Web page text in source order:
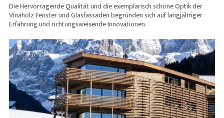
Die Hervorragende Qualität und die exemplarisch schöne Optik der
Vinaholz Fenster und Glasfassaden begründen sich auf langjähriger
Erfahrung und richtungsweisende Innovationen.